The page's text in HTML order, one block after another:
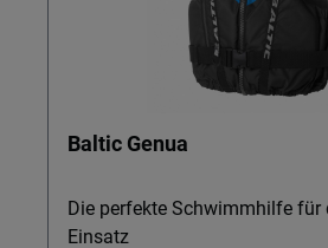
Baltic Genua
Die perfekte Schwimmhilfe für
Einsatz